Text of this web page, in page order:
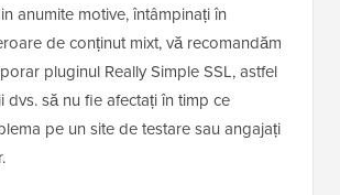
anumite motive, întâmpinați în
de conținut mixt, vă recomandăm
pluginul Really Simple SSL, astfel
dvs. să nu fie afectați în timp ce
pe un site de testare sau angajați